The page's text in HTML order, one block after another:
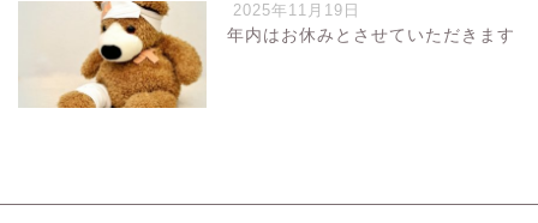
2025年11月19日
年内はお休みとさせていただきます